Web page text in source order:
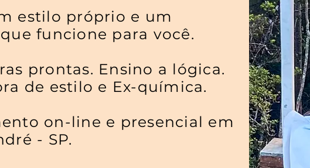
estilo próprio e um
funcione para você.
prontas. Ensino a lógica.
de estilo e Ex-química.
on-line e presencial em
- SP.